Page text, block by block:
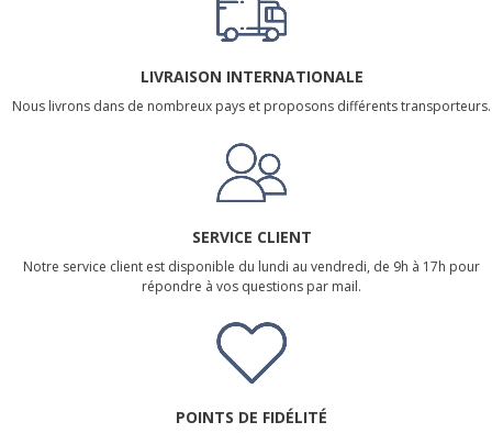
LIVRAISON INTERNATIONALE
Nous livrons dans de nombreux pays et proposons différents transporteurs.
SERVICE CLIENT
Notre service client est disponible du lundi au vendredi, de 9h à 17h pour
répondre à vos questions par mail.
POINTS DE FIDÉLITÉ